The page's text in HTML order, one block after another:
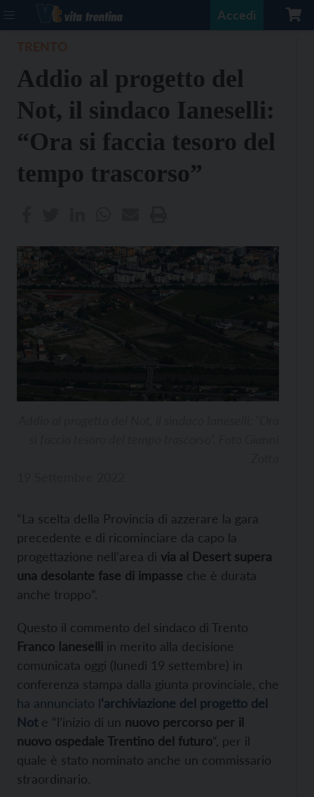
Accedi
Addio al progetto del
Not, il sindaco Ianeselli:
“Ora si faccia tesoro del
tempo trascorso”
“La scelta della Provincia di azzerare la gara
precedente e di ricominciare da capo la
progettazione nell’area di via al Desert supera
una desolante fase di impasse che è durata
anche troppo”.
Questo il commento del sindaco di Trento
Franco Ianeselli in merito alla decisione
comunicata oggi (lunedì 19 settembre) in
conferenza stampa dalla giunta provinciale, che
ha annunciato l‘archiviazione del progetto del
Note “l’inizio di un nuovo percorso per il
nuovo ospedale Trentino del futuro“, per il
quale è stato nominato anche un commissario
straordinario.